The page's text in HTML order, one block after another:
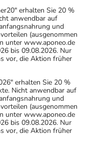
erhalten Sie 20 %
anwendbar auf
und
(ausgenommen
unter www.aponeo.de
bis 09.08.2026. Nur
vor, die Aktion früher
erhalten Sie 20 %
Nicht anwendbar auf
und
(ausgenommen
unter www.aponeo.de
bis 09.08.2026. Nur
vor, die Aktion früher